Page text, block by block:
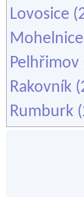
Lovosice
Mohelnice
Pelhřimov
Rakovník
Rumburk